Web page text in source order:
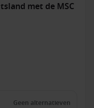
met de MSC
Geen alternatieven